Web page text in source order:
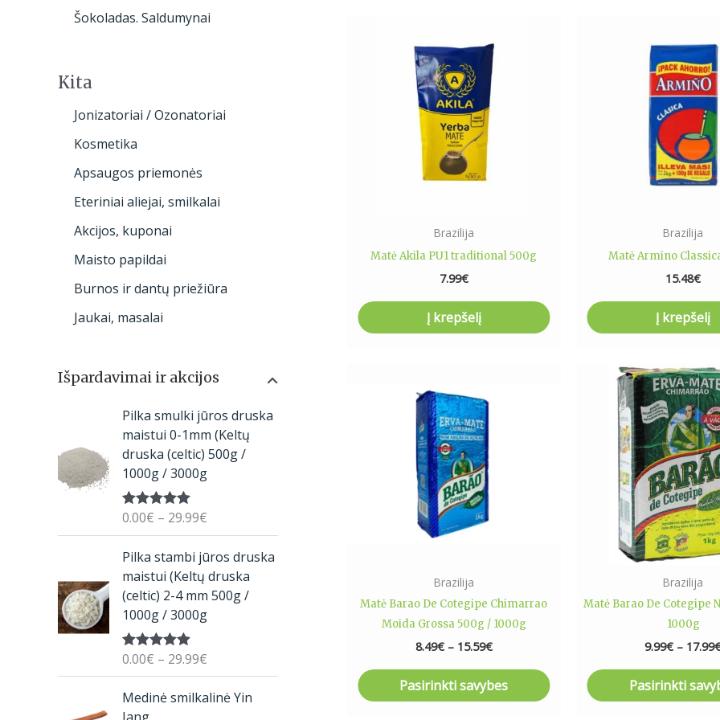
Šokoladas. Saldumynai
Kita
Jonizatoriai / Ozonatoriai
Kosmetika
Apsaugos priemonės
Eteriniai aliejai, smilkalai
Akcijos, kuponai
Maisto papildai
Burnos ir dantų priežiūra
Jaukai, masalai
Išpardavimai ir akcijos
Pilka smulki jūros druska
maistui 0-1mm (Keltų
druska (celtic) 500g /
1000g / 3000g
Įvertinimas:
0.00€ – 29.99€
r
i
c
n
g
e
:
0
0
€
Pilka stambi jūros druska
maistui (Keltų druska
(celtic) 2-4 mm 500g /
1000g / 3000g
Įvertinimas:
0.00€ – 29.99€
r
c
g
Medinė smilkalinė Yin
O
r
C
u
Brazilija
Matė Akila PU1 traditional 500g
7.99€
Į krepšelį
Brazilija
Matė Armino
15.48€
Į krepšelį
Brazilija
Matė Barao De Cotegipe Chimarrao
Moida Grossa 500g / 1000g
8.49€ – 15.59€
Pasirinkti savybes
product
has
multiple
variants.
The
options
may
be
on
the
product
page
Brazilija
Matė Barao De Cotegipe
1000g
9.99€ – 17.99
Pasirinkti
This
has
The
may
be
on
the
page